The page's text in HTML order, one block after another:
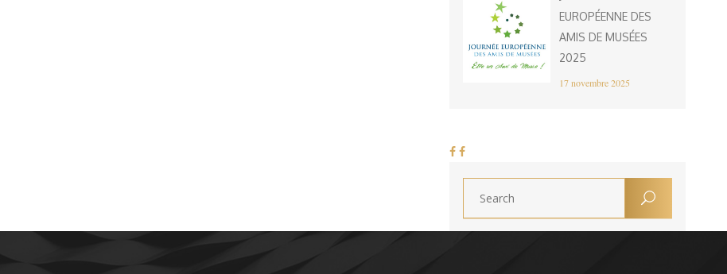
EUROPÉENNE DES
AMIS DE MUSÉES
2025
17 novembre 2025